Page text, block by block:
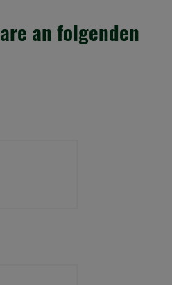
an folgenden